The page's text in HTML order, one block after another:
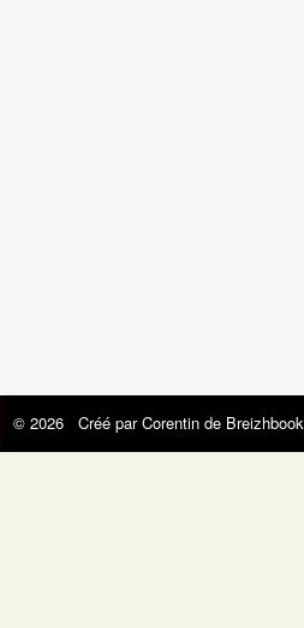
© 2026 Créé parCorentin de Breizhbook